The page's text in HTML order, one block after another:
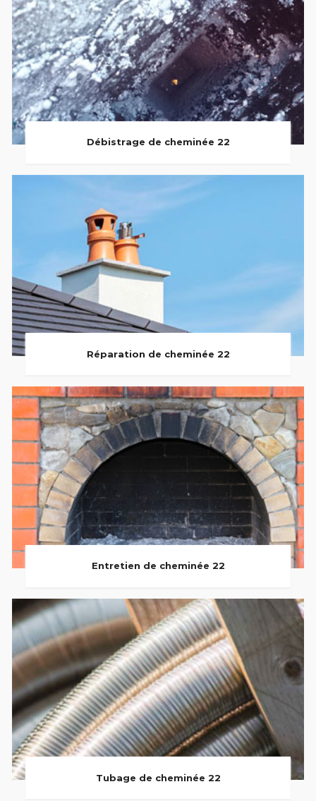
Débistrage de cheminée 22
Réparation de cheminée 22
Entretien de cheminée 22
Tubage de cheminée 22